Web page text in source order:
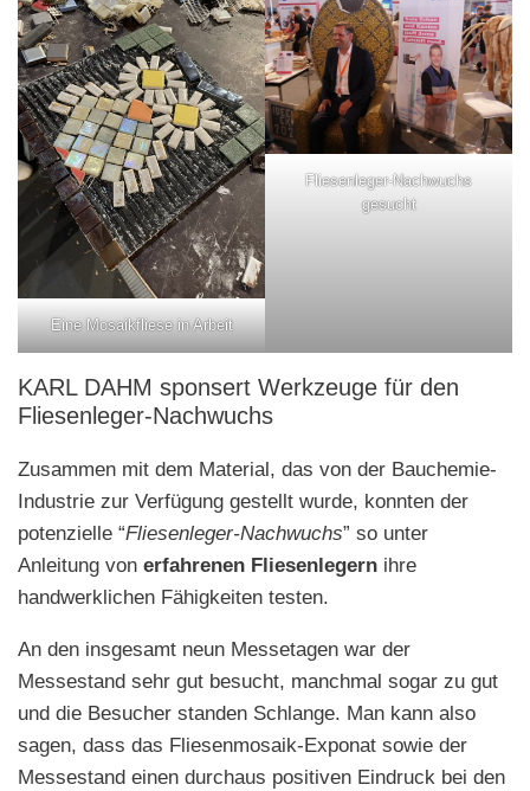
Eine Mosaikfliese in Arbeit
Fliesenleger-Nachwuchs
gesucht
KARL DAHM sponsert Werkzeuge für den
Fliesenleger-Nachwuchs
Zusammen mit dem Material, das von der Bauchemie-
Industrie zur Verfügung gestellt wurde, konnten der
potenzielle “Fliesenleger-Nachwuchs” so unter
Anleitung von erfahrenen Fliesenlegern ihre
handwerklichen Fähigkeiten testen.
An den insgesamt neun Messetagen war der
Messestand sehr gut besucht, manchmal sogar zu gut
und die Besucher standen Schlange. Man kann also
sagen, dass das Fliesenmosaik-Exponat sowie der
Messestand einen durchaus positiven Eindruck bei den